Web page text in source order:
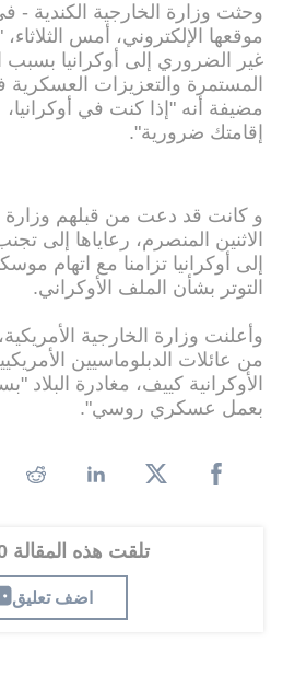
وحثت وزارة الخارجية الكندية -
موقعها الإلكتروني، أمس
غير الضروري إلى أوكرانيا بسبب
المستمرة والتعزيزات العسكرية
مضيفة أنه "إذا كنت في أوكرانيا،
إقامتك ضرورية".
و كانت قد دعت من قبلهم وزارة
الاثنين المنصرم، رعاياها إلى
إلى أوكرانيا تزامنا مع اتهام
التوتر بشأن الملف الأوكراني.
وأعلنت وزارة الخارجية
من عائلات الدبلوماسيين
الأوكرانية كييف، مغادرة البلاد
بعمل عسكري روسي".
تلقت هذه المقالة 0 تعليق
اضف تعليق